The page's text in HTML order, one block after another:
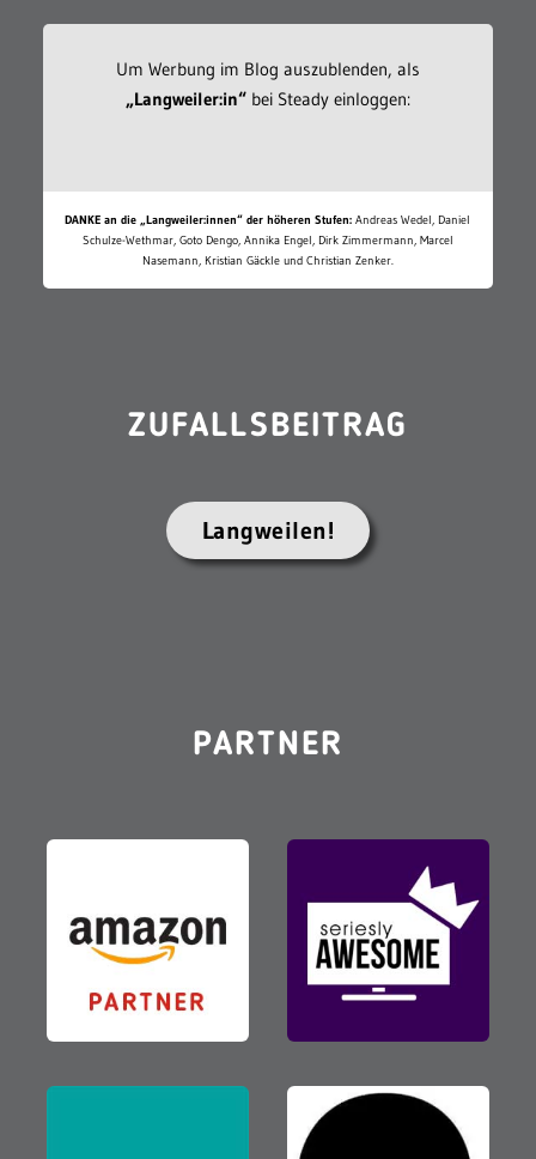
Um Werbung im Blog auszublenden, als
„Langweiler:in“bei Steady einloggen:
DANKE an die „Langweiler:innen“ der höheren Stufen: Andreas Wedel, Daniel
Schulze-Wethmar, Goto Dengo, Annika Engel, Dirk Zimmermann, Marcel
Nasemann, Kristian Gäckle und Christian Zenker.
ZUFALLSBEITRAG
Langweilen!
PARTNER